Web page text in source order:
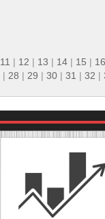
11 | 12 | 13 | 14 | 15 | 16
| 28 | 29 | 30 | 31 | 32 |